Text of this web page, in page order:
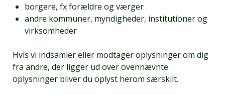
borgere, fx forældre og værger
andre kommuner, myndigheder, institutioner og
virksomheder
Hvis vi indsamler eller modtager oplysninger om dig
fra andre, der ligger ud over ovennævnte
oplysninger bliver du oplyst herom særskilt.